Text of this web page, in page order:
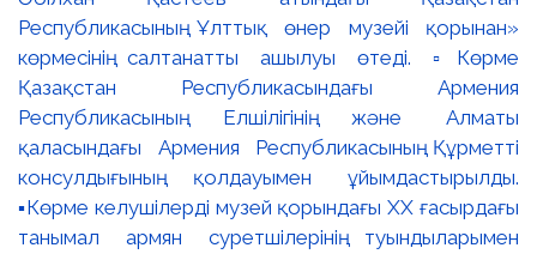
Республикасының Ұлттық өнер музейі қорынан»
көрмесінің салтанатты ашылуы өтеді. ▫️Көрме
Қазақстан Республикасындағы Армения
Республикасының Елшілігінің және Алматы
қаласындағы Армения Республикасының Құрметті
консулдығының қолдауымен ұйымдастырылды.
▪️Көрме келушілерді музей қорындағы ХХ ғасырдағы
танымал армян суретшілерінің туындыларымен